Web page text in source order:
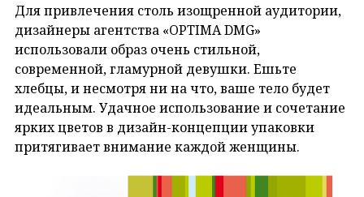
Для привлечения столь изощренной аудитории,
дизайнеры агентства «OPTIMA DMG»
использовали образ очень стильной,
современной, гламурной девушки. Ешьте
хлебцы, и несмотря ни на что, ваше тело будет
идеальным. Удачное использование и сочетание
ярких цветов в дизайн-концепции упаковки
притягивает внимание каждой женщины.